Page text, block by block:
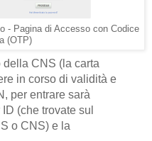
- Pagina di Accesso con Codice
(OTP)
CNS (la carta
in corso di validità e
per entrare sarà
(che trovate sul
o CNS) e la